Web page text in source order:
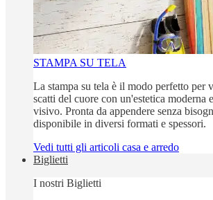
STAMPA SU TELA
La stampa su tela è il modo perfetto per
scatti del cuore con un'estetica moderna
visivo. Pronta da appendere senza
disponibile in diversi formati e spessori.
Vedi tutti gli articoli casa e arredo
Biglietti
I nostri Biglietti